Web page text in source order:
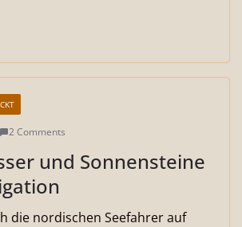
2 Comments
und Sonnensteine
die nordischen Seefahrer auf